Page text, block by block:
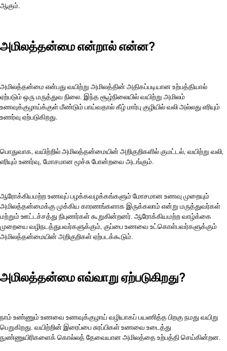
ஆகும்.
அமிலத்தன்மை என்றால் என்ன?
அமிலத்தன்மை என்பது வயிற்று அமிலத்தின் அதிகப்படியான உற்பத்தியால்
ஏற்படும் ஒரு மருத்துவ நிலை. இந்த சூழ்நிலையில் வயிற்று அமிலம்
உணவுக்குழாய்க்குள் மீண்டும் பாய்வதால் கீழ் மார்பு குழியில் வலி அல்லது எரியும்
உணர்வு ஏற்படுகிறது.
பொதுவாக, வயிற்றில் அமிலத்தன்மையின் அறிகுறிகளில் குமட்டல், வயிற்று வலி,
எரியும் உணர்வு, மோசமான மூச்சு போன்றவை அடங்கும்.
ஆரோக்கியமற்ற உணவுப் பழக்கவழக்கங்களும் மோசமான உணவு முறையும்
அமிலத்தன்மைக்கு முக்கிய காரணங்களாக இருக்கலாம் என்று மருத்துவர்கள்
மற்றும் ஊட்டச்சத்து நிபுணர்கள் கூறுகின்றனர். ஆரோக்கியமற்ற வாழ்க்கை
முறையை வழிநடத்துபவர்களுக்கும், குப்பை உணவை உட்கொள்பவர்களுக்கும்
அமிலத்தன்மையின் அறிகுறிகள் ஏற்படக்கூடும்.
அமிலத்தன்மை எவ்வாறு ஏற்படுகிறது?
நாம் உண்ணும் உணவை உணவுக்குழாய் வழியாகப் பயணித்த பிறகு நமது வயிறு
பெறுகிறது. வயிற்றின் இரைப்பை சுரப்பிகள் உணவை உடைத்து
நுண்ணுயிரிகளைக் கொல்லத் தேவையான அமிலத்தை உற்பத்தி செய்கின்றன.